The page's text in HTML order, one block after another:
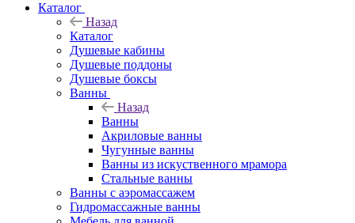
Каталог
Назад
Каталог
Душевые кабины
Душевые поддоны
Душевые боксы
Ванны
Назад
Ванны
Акриловые ванны
Чугунные ванны
Ванны из искуственного мрамора
Стальные ванны
Ванны с аэромассажем
Гидромассажные ванны